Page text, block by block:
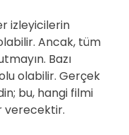
izleyicilerin
Ancak, tüm
Bazı
olabilir. Gerçek
bu, hangi filmi
verecektir.